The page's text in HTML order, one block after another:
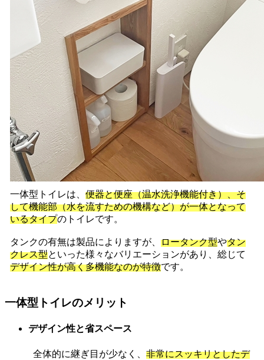
一体型トイレは、 便器と便座（温水洗浄機能付き）、そ
して機能部（水を流すための機構など）が一体となって
いるタイプのトイレです。
タンクの有無は製品によりますが、 ロータンク型やタン
クレス型といった様々なバリエーションがあり、総じて
デザイン性が高く多機能なのが特徴です。
一体型トイレのメリット
デザイン性と省スペース
全体的に継ぎ目が少なく、 非常にスッキリとしたデ